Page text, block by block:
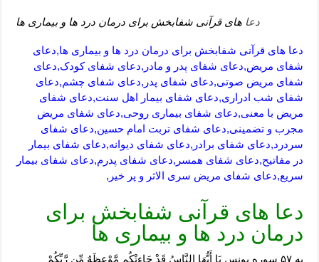
دعا های قرآنی شفابخش برای درمان درد ها و بیماری ها
دعا های قرآنی شفابخش برای درمان درد ها و بیماری ها,دعای
شفای مریض,دعای شفای پدر و مادر,دعای شفای کودک,دعای
شفای مریض صوتی,دعای شفای پدر,دعای شفای چشم,دعای
شفای شب ادراری,دعای شفای بیمار اهل سنت,دعای شفای
مریض با معنی,دعای شفای بیماری روحی,دعای شفای مریض
مجرب و تضمینی,دعای شفای تربت امام حسین,دعای شفای
سردرد,دعای شفای برادر,دعای شفای دیوانه,دعای شفای بیمار
در مفاتیح,دعای شفای همسر,دعای شفای پدرم,دعای شفای بیمار
سریع,دعای شفای مریض سری الاثر و پر خیر,
دعا های قرآنی شفابخش برای
درمان درد ها و بیماری ها
یه ۵۷ سوره یونس یَا أَیُّهَا النَّاسُ قَدْ جَاءتْکُم مَّوْعِظَهٌ مِّن رَّبِّکُمْ